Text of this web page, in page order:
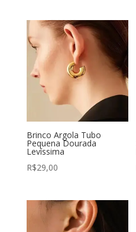
Brinco Argola Tubo
Pequena Dourada
Levíssima
R$29,00